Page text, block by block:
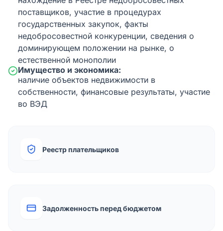
поставщиков, участие в процедурах
государственных закупок, факты
недобросовестной конкуренции, сведения о
доминирующем положении на рынке, о
естественной монополии
Имущество и экономика:
наличие объектов недвижимости в
собственности, финансовые результаты, участие
во ВЭД
Реестр плательщиков
Задолженность перед бюджетом